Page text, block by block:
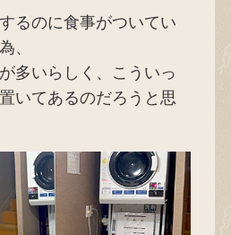
るのに食事がついてい
、
多いらしく、こういっ
いてあるのだろうと思